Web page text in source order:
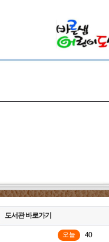
도서관 바로가기
오늘 40